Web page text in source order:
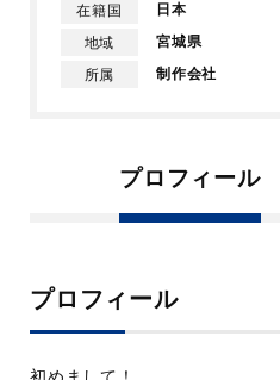
在籍国
日本
地域
宮城県
所属
制作会社
プロフィール
プロフィール